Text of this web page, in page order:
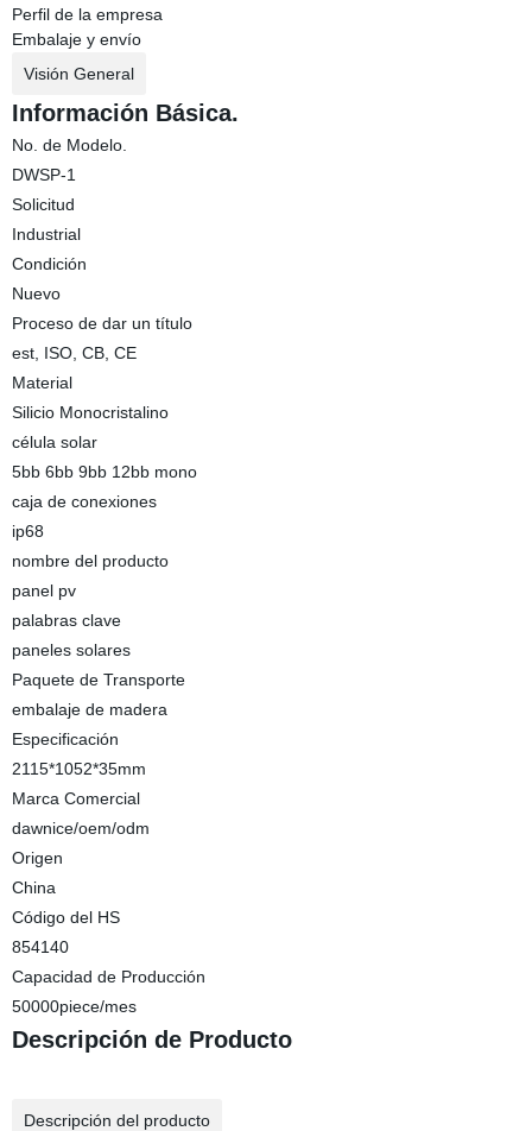
Perfil de la empresa
Embalaje y envío
Visión General
Información Básica.
No. de Modelo.
DWSP-1
Solicitud
Industrial
Condición
Nuevo
Proceso de dar un título
est, ISO, CB, CE
Material
Silicio Monocristalino
célula solar
5bb 6bb 9bb 12bb mono
caja de conexiones
ip68
nombre del producto
panel pv
palabras clave
paneles solares
Paquete de Transporte
embalaje de madera
Especificación
2115*1052*35mm
Marca Comercial
dawnice/oem/odm
Origen
China
Código del HS
854140
Capacidad de Producción
50000piece/mes
Descripción de Producto
Descripción del producto